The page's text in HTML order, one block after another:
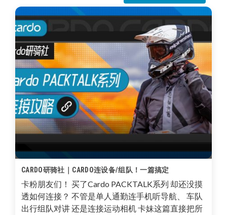
CARDO研骑社｜CARDO连设备/组队！一篇搞定
卡粉朋友们！ 买了Cardo PACKTALK系列 却还没摸
透如何连接？ 不管是单人通勤连手机听导航、 车队
出行组队对讲 还是连接运动相机 卡妹这篇直接把所